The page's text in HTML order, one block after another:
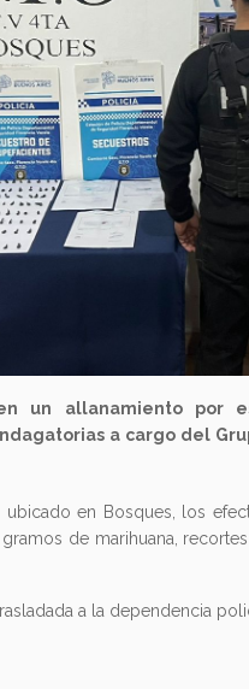
un allanamiento por
a cargo del
en Bosques, los
de marihuana,
a la dependencia